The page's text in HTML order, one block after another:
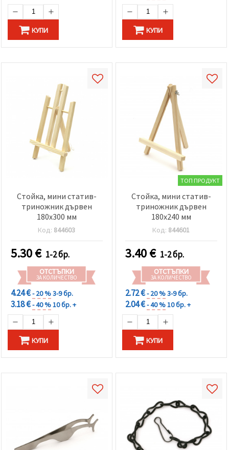
КУПИ КУПИ
Стойка, мини статив-
триножник дървен
180x300 мм
Код: 844603
5.30€ 1-2 бр.
ОТСТЪПКИ
ЗА КОЛИЧЕСТВО
4.24 €- 20 %3-9 бр.
3.18 €- 40 %10 бр. +
КУПИ
ТОП ПРОДУКТ
Стойка, мини статив-
триножник дървен
180x240 мм
Код: 844601
3.40€ 1-2 бр.
ОТСТЪПКИ
ЗА КОЛИЧЕСТВО
2.72 €- 20 %3-9 бр.
2.04 €- 40 %10 бр. +
КУПИ